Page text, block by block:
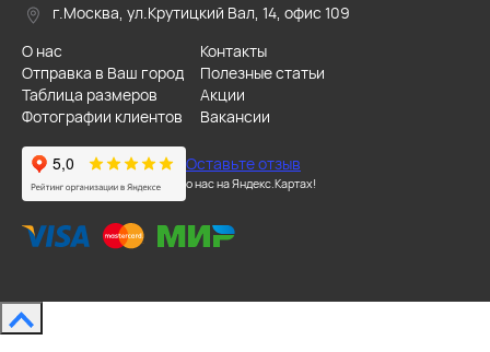
г.Москва, ул.Крутицкий Вал, 14, офис 109
О нас
Контакты
Отправка в Ваш город
Полезные статьи
Таблица размеров
Акции
Фотографии клиентов
Вакансии
Оставьте отзыв
о нас на Яндекс.Картах!